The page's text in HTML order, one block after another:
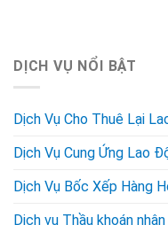
DỊCH VỤ NỔI BẬT
Dịch Vụ Cho Thuê Lại
Dịch Vụ Cung Ứng Lao
Dịch Vụ Bốc Xếp Hàng
Dịch vụ Thầu khoán